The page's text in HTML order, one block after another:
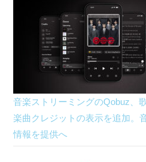
音楽ストリーミングのQobuz、
楽曲クレジットの表示を追加。
情報を提供へ